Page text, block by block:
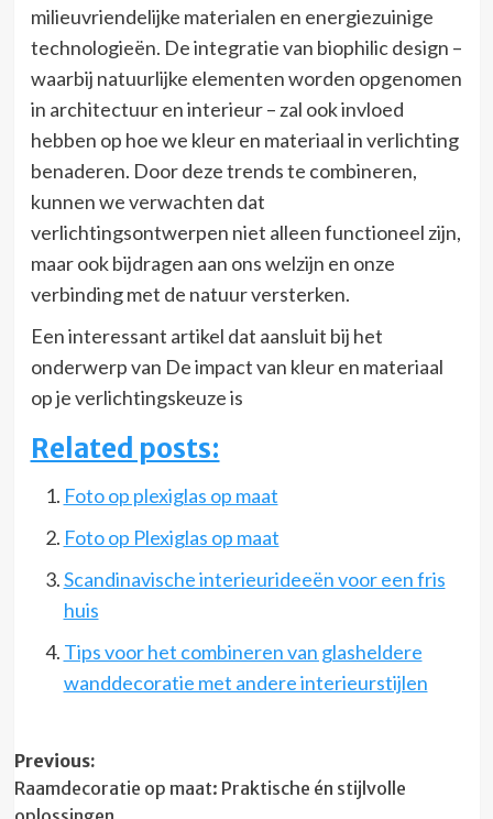
milieuvriendelijke materialen en energiezuinige
technologieën. De integratie van biophilic design –
waarbij natuurlijke elementen worden opgenomen
in architectuur en interieur – zal ook invloed
hebben op hoe we kleur en materiaal in verlichting
benaderen. Door deze trends te combineren,
kunnen we verwachten dat
verlichtingsontwerpen niet alleen functioneel zijn,
maar ook bijdragen aan ons welzijn en onze
verbinding met de natuur versterken.
Een interessant artikel dat aansluit bij het
onderwerp van De impact van kleur en materiaal
op je verlichtingskeuze is
Related posts:
Foto op plexiglas op maat
Foto op Plexiglas op maat
Scandinavische interieurideeën voor een fris
huis
Tips voor het combineren van glasheldere
wanddecoratie met andere interieurstijlen
Post
navigation
Previous:
Raamdecoratie op maat: Praktische én stijlvolle